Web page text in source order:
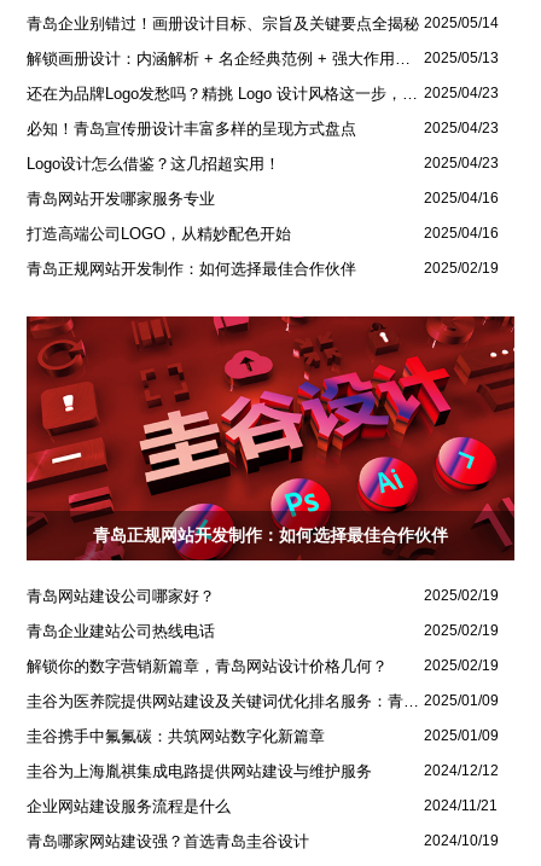
青岛企业别错过！画册设计目标、宗旨及关键要点全揭秘 2025/05/14
解锁画册设计：内涵解析 + 名企经典范例 + 强大作用全揭秘 2025/05/13
还在为品牌Logo发愁吗？精挑 Logo 设计风格这一步，轻松铸就独属于你的品牌魅力 2025/04/23
必知！青岛宣传册设计丰富多样的呈现方式盘点 2025/04/23
Logo设计怎么借鉴？这几招超实用！ 2025/04/23
青岛网站开发哪家服务专业 2025/04/16
打造高端公司LOGO，从精妙配色开始 2025/04/16
青岛正规网站开发制作：如何选择最佳合作伙伴 2025/02/19
青岛正规网站开发制作：如何选择最佳合作伙伴
青岛网站建设公司哪家好？ 2025/02/19
青岛企业建站公司热线电话 2025/02/19
解锁你的数字营销新篇章，青岛网站设计价格几何？ 2025/02/19
2025/01/09
圭谷携手中氟氟碳：共筑网站数字化新篇章 2025/01/09
圭谷为上海胤祺集成电路提供网站建设与维护服务 2024/12/12
企业网站建设服务流程是什么 2024/11/21
青岛哪家网站建设强？首选青岛圭谷设计 2024/10/19